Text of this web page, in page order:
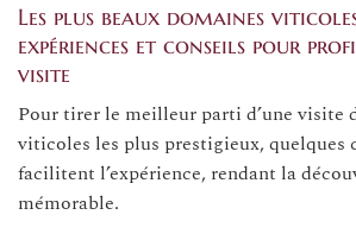
Les plus beaux domaines
expériences et conseils pour
visite
Pour tirer le meilleur parti d’une visite
viticoles les plus prestigieux, quelques
facilitent l’expérience, rendant la
mémorable.